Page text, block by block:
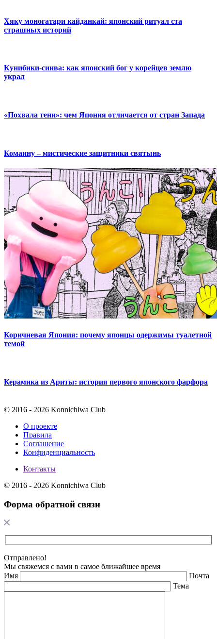
Хяку моногатари кайданкай: японский ритуал ста
страшных историй
Кунибики-синва: как японский бог у корейцев землю
украл
«Похвала тени»: чем Япония отличается от стран Запада
Комаину – мистические защитники святынь
Коричневая Япония: почему японцы одержимы туалетной
темой
Керамика из Ариты: история первого японского фарфора
© 2016 - 2026 Konnichiwa Club
О проекте
Правила
Соглашение
Конфиденциальность
Контакты
© 2016 - 2026 Konnichiwa Club
Форма обратной связи
Отправлено!
Мы свяжемся с вами в самое ближайшее время
Имя
Почта
Тема